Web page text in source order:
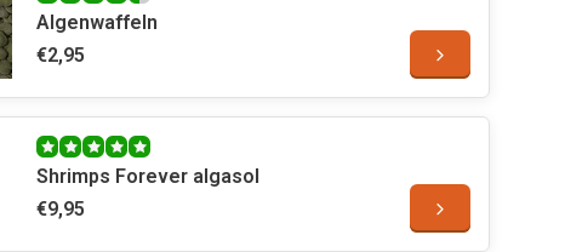
Algenwaffeln
€2,95
Shrimps Forever algasol
€9,95